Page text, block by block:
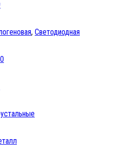
, Светодиодная